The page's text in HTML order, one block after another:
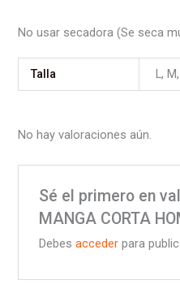
No usar secadora (Se seca
Talla L,
No hay valoraciones aún.
Sé el primero en
MANGA CORTA
Debes accederpara